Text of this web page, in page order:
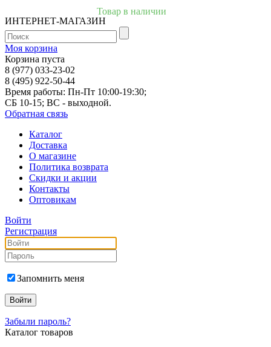
ИНТЕРНЕТ-МАГАЗИН
Моя корзина
Корзина пуста
8 (977) 033-23-02
8 (495) 922-50-44
Время работы: Пн-Пт 10:00-19:30;
СБ 10-15; ВС - выходной.
Обратная связь
Каталог
Доставка
О магазине
Политика возврата
Скидки и акции
Контакты
Оптовикам
Войти
Регистрация
Запомнить меня
Забыли пароль?
Каталог товаров
Товар в наличии